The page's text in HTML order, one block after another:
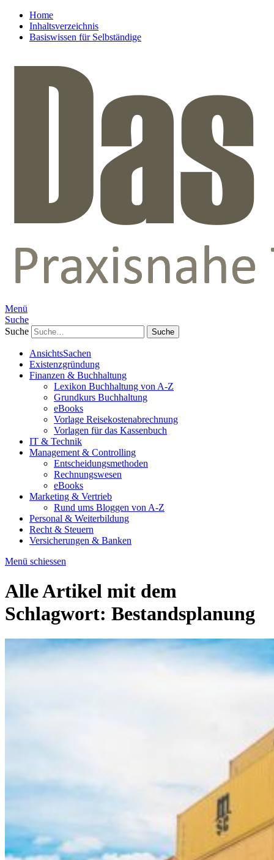
Home
Inhaltsverzeichnis
Basiswissen für Selbständige
Menü
Suche
Suche
AnsichtsSachen
Existenzgründung
Finanzen & Buchhaltung
Lexikon Buchhaltung von A-Z
Grundkurs Buchhaltung
eBooks
Vorlage Reisekostenabrechnung
Vorlagen für das Kassenbuch
IT & Technik
Management & Controlling
Entscheidungsmethoden
Rechnungswesen
eBooks
Marketing & Vertrieb
Rund ums Bloggen von A-Z
Personal & Weiterbildung
Recht & Steuern
Versicherungen & Banken
Menü schiessen
Alle Artikel mit dem
Schlagwort: Bestandsplanung